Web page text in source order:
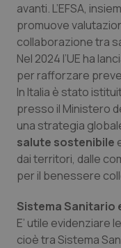
avanti. L’EFSA,
promuove
collaborazione tra
Nel 2024 l’UE ha
per rafforzare
In Italia è stato
presso il Ministero
una strategia
salute sostenibile
dai territori, dalle
per il benessere
Sistema Sanitario
E’ utile evidenziare
cioè tra Sistema